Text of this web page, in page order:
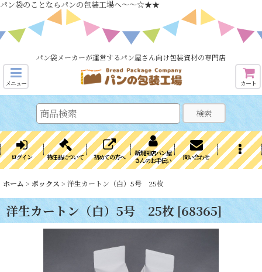
パン袋のことならパンの包装工場へ～～☆★★
パン袋メーカーが運営するパン屋さん向け包装資材の専門店
メニュー カート
検索
ログイン 特注品について 初めての方へ
新規開店パン屋
さんのお手伝い
問い合わせ
ホーム > ボックス > 洋生カートン（白）5号 25枚
洋生カートン（白）5号 25枚 [68365]